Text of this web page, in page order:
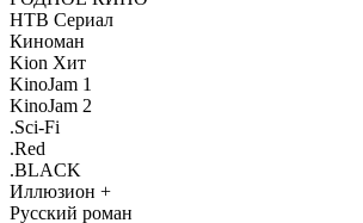
НТВ Сериал
Киноман
Kion Хит
KinoJam 1
KinoJam 2
.Sci-Fi
.Red
.BLACK
Иллюзион +
Русский роман